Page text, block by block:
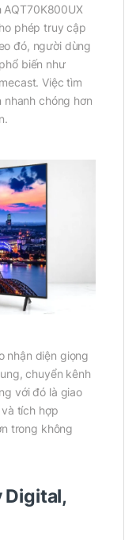
AQT70K800UX
phép truy cập
đó, người dùng
biến như
Việc tìm
chóng hơn
nhận diện giọng
chuyển kênh
với đó là giao
tích hợp
trong không
Digital,